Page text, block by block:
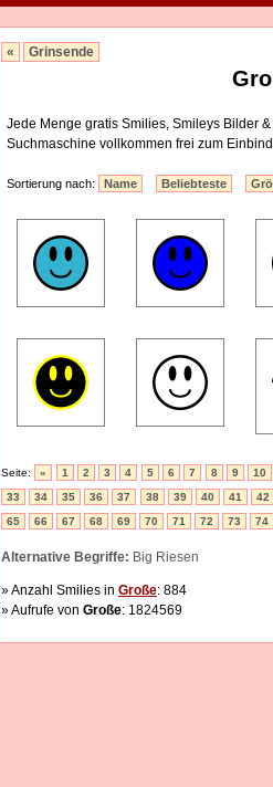
« Grinsende
Jede Menge gratis Smilies, Smileys Bilder
Suchmaschine vollkommen frei zum
Sortierung nach: Name Beliebteste
Seite: « 1 2 3 4 5 6 7 8 9
10
33
34 35 36 37 38 39 40 41
42
65
66 67 68 69 70 71 72 73 74
Alternative Begriffe: Big Riesen
» Anzahl Smilies in Große: 884
» Aufrufe von Große: 1824569